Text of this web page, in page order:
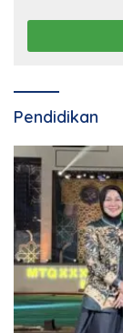
Pendidikan